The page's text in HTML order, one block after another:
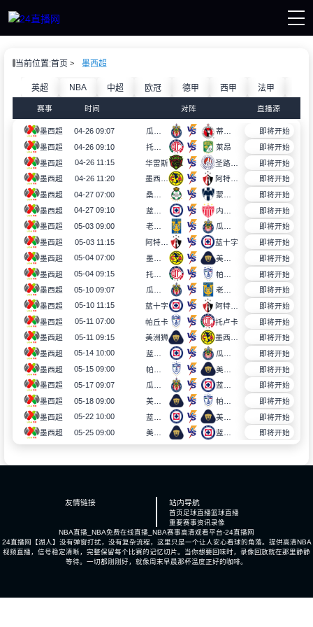
播
事
当前位置:首页 墨西超
英超 NBA 中超 欧冠 德甲 西甲 法甲
赛事 时间 对阵 直播源
墨西超 04-26 09:07 蒂华纳
即将开始
墨西超
04-26 09:10 托卢卡 莱昂
即将开始
墨西超
04-26 11:15 华雷斯
即将开始
墨西超
04-26 11:20 墨西哥美洲 阿特拉斯
即将开始
墨西超
04-27 07:00 桑托斯拉古纳
即将开始
墨西超
04-27 09:10 蓝十字
即将开始
墨西超
05-03 09:00 老虎大学 瓜达拉哈拉
即将开始
墨西超
05-03 11:15 蓝十字
即将开始
墨西超
05-04 07:00 美洲狮
即将开始
墨西超
05-04 09:15 托卢卡
即将开始
墨西超
05-10 09:07 老虎大学
即将开始
墨西超
05-10 11:15 蓝十字
即将开始
墨西超
05-11 07:00 帕丘卡 托卢卡
即将开始
墨西超
05-11 09:15 美洲狮
即将开始
墨西超
05-14 10:00 蓝十字
即将开始
墨西超
05-15 09:00 美洲狮
即将开始
墨西超
05-17 09:07 蓝十字
即将开始
墨西超
05-18 09:00 美洲狮
即将开始
墨西超
05-22 10:00 蓝十字 美洲狮
即将开始
墨西超
05-25 09:00 美洲狮 蓝十字 即将开始
友情链接 站内导航
首页足球直播篮球直播
重要赛事资讯录像
NBA直播_NBA免费在线直播_NBA赛事高清观看平台-24直播网
24直播网【湖人】没有弹窗打扰，没有复杂流程，这里只是一个让人安心看球的角落。提供高清NBA
视频直播，信号稳定清晰，完整保留每个比赛的记忆切片。当你想要回味时，录像回放就在那里静静
等待。一切都刚刚好，就像周末早晨那杯温度正好的咖啡。